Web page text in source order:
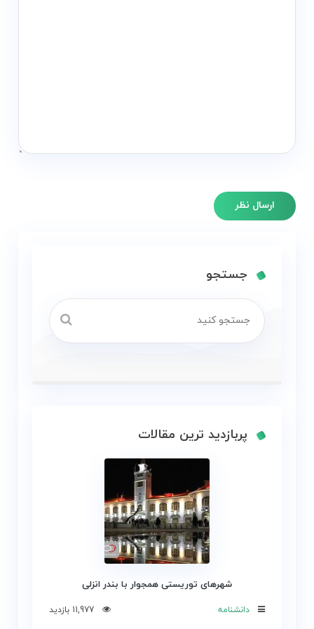
جستجو
پربازدید ترین مقالات
شهرهای توریستی همجوار با بندر انزلی
دانشنامه 11,977 بازدید